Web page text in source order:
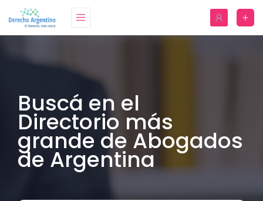
Buscá en el
Directorio más
grande de Abogados
de Argentina